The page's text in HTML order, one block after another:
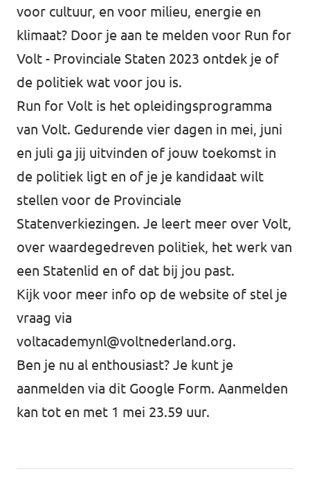
voor cultuur, en voor milieu, energie en
klimaat? Door je aan te melden voor Run for
Volt - Provinciale Staten 2023 ontdek je of
de politiek wat voor jou is.
Run for Volt is het opleidingsprogramma
van Volt. Gedurende vier dagen in mei, juni
en juli ga jij uitvinden of jouw toekomst in
de politiek ligt en of je je kandidaat wilt
stellen voor de Provinciale
Statenverkiezingen. Je leert meer over Volt,
over waardegedreven politiek, het werk van
een Statenlid en of dat bij jou past.
Kijk voor meer info op de website of stel je
vraag via
voltacademynl@voltnederland.org.
Ben je nu al enthousiast? Je kunt je
aanmelden via dit Google Form. Aanmelden
kan tot en met 1 mei 23.59 uur.